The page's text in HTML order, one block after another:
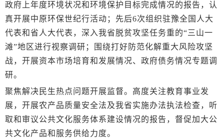
政府上年度环境状况和环境保护目标完成情况的报告，认
真开展中原环保世纪行活动；先后6次组织驻豫全国人大
代表和省人大代表，深入我省脱贫攻坚任务重的“三山一
滩”地区进行视察调研；围绕打好防范化解重大风险攻坚
战，开展资本市场培育和发展情况、政府债务情况专题调
研。
聚焦解决民生热点问题开展监督。高度关注教育事业发
展，开展农产品质量安全法及我省实施办法执法检查，听
取和审议公共文化服务体系建设情况的报告，督促加大公
共文化产品和服务供给力度。